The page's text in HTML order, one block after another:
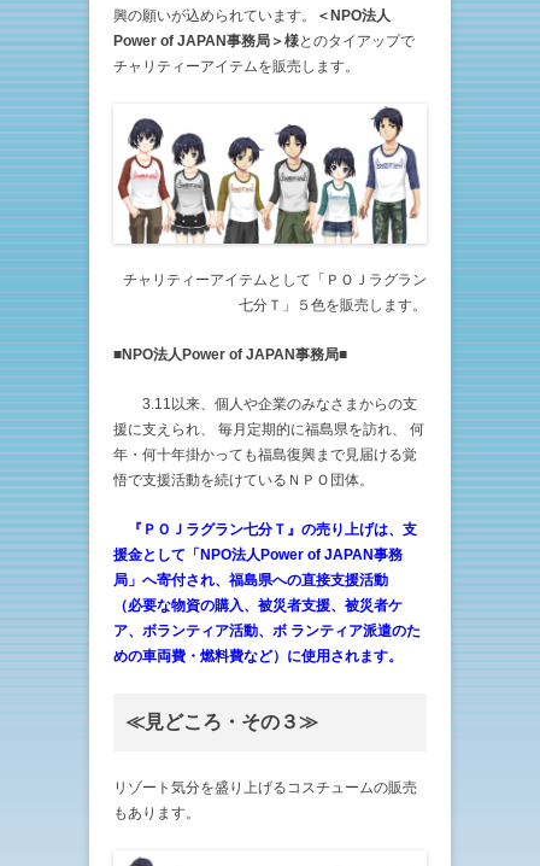
興の願いが込められています。
＜NPO法人
Power of JAPAN事務局＞様とのタイアップで
チャリティーアイテムを販売します。
チャリティーアイテムとして「ＰＯＪラグラン
七分Ｔ」５色を販売します。
■NPO法人Power of JAPAN事務局■
3.11以来、個人や企業のみなさまからの支
援に支えられ、 毎月定期的に福島県を訪れ、 何
年・何十年掛かっても福島復興まで見届ける覚
悟で支援活動を続けているＮＰＯ団体。
『 ＰＯＪラグラン七分Ｔ 』の売り上げは、支
援金として「NPO法人Power of JAPAN事務
局」へ寄付され、福島県への直接支援活動
（必要な物資の購入、被災者支援、被災者ケ
ア、ボランティア活動、ボ ランティア派遣のた
めの車両費・燃料費など）に使用されます。
≪見どころ・その３≫
リゾート気分を盛り上げるコスチュームの販売
もあります。